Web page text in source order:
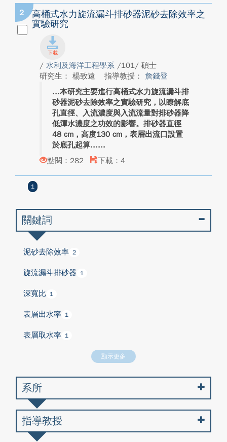
2
高桶式水力旋流漏斗排砂器泥砂去除效率之
實驗研究
/ 水利及海洋工程學系 /101/ 碩士
研究生： 楊致遠
指導教授： 詹錢登
本研究主要進行高桶式水力旋流漏斗排
砂器泥砂去除效率之實驗研究，以瞭解底
孔直徑、入流濃度與入流流量對排砂器降
低渾水濃度之功效的影響。排砂器直徑
48 cm，高度130 cm，表層出流口設置
於底孔起算...
點閱：282
下載：4
1
關鍵詞
泥砂去除效率 2
旋流漏斗排砂器 1
深寬比 1
表層出水率 1
表層取水率 1
顯示更多
系所
指導教授